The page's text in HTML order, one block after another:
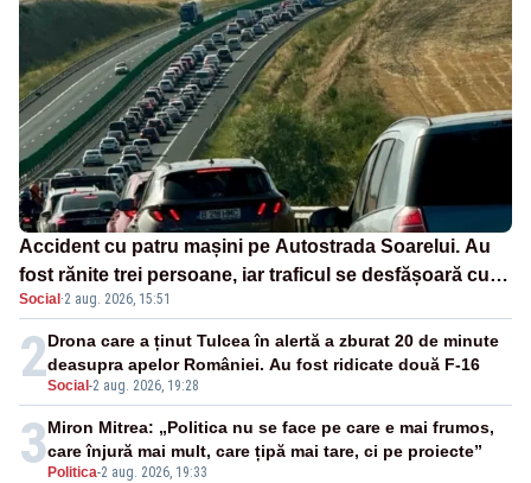
Accident cu patru mașini pe Autostrada Soarelui. Au
fost rănite trei persoane, iar traficul se desfășoară cu
dificultate
Social ·2 aug. 2026, 15:51
2Social -2 aug. 2026, 19:28
Drona care a ținut Tulcea în alertă a zburat 20 de minute
deasupra apelor României. Au fost ridicate două F-16
3 Politica-2 aug. 2026, 19:33
Miron Mitrea: „Politica nu se face pe care e mai frumos,
care înjură mai mult, care țipă mai tare, ci pe proiecte”